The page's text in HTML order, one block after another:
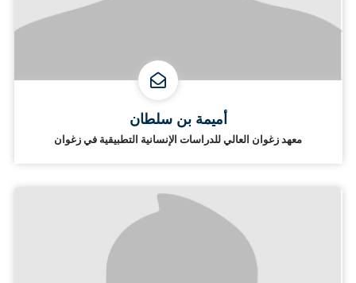
أميمة بن سلطان
معهد زغوان العالي للدراسات الإنسانية التطبيقية في زغوان